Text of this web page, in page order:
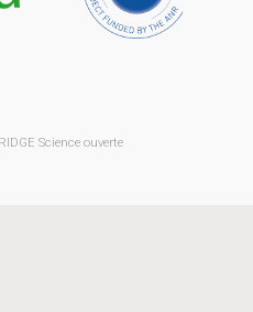
Science ouverte